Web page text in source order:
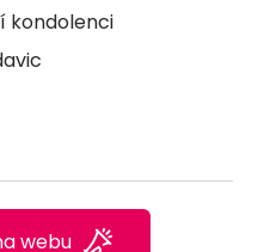
kondolenci
webu